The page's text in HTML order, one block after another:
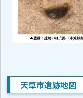
天草市遺跡地図